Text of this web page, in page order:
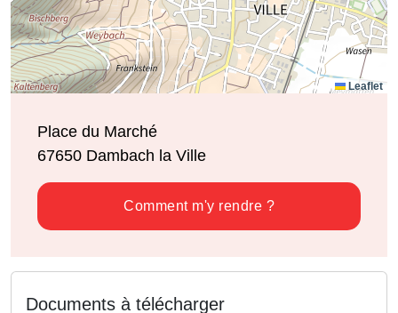
Leaflet
Place du Marché
67650 Dambach la Ville
Comment m'y rendre ?
Documents à télécharger